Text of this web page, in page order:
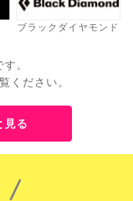
ブラックダイヤモンド
。
ください。
見る